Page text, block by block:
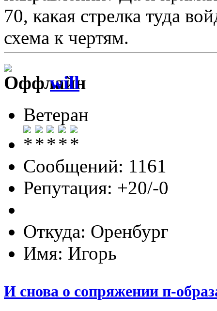
70, какая стрелка туда
схема к чертям.
will
Ветеран
Сообщений: 1161
Репутация: +20/-0
Откуда: Оренбург
Имя: Игорь
И снова о сопряжении п-